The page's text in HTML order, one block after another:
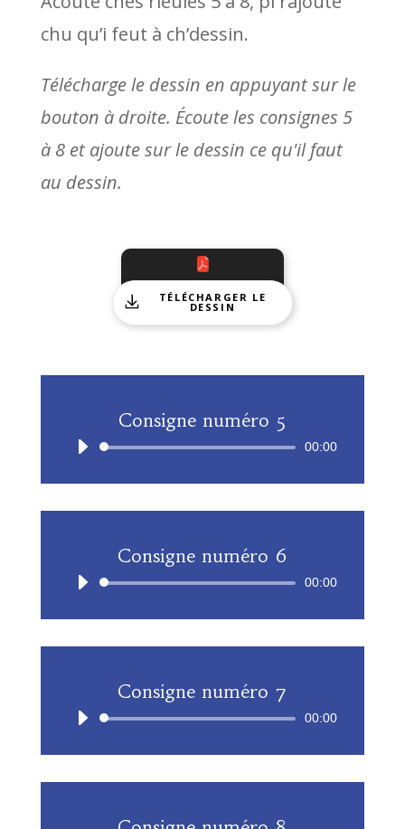
chu qu’i feut à ch’dessin.
Télécharge le dessin en appuyant sur le
bouton à droite. Écoute les consignes 5
à 8 et ajoute sur le dessin ce qu'il faut
au dessin.
TÉLÉCHARGER LE
DESSIN
Consigne numéro 5
Lecteur
00:00
Consigne numéro 6
Lecteur
00:00
Consigne numéro 7
Lecteur
00:00